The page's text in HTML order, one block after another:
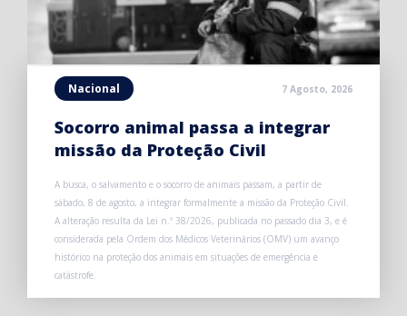
Nacional 7 Agosto, 2026
Socorro animal passa a integrar
missão da Proteção Civil
A busca, o salvamento e o socorro de animais passam, a partir de
sábado, 8 de agosto, a integrar formalmente a missão da Proteção Civil.
A alteração resulta da Lei n.º 38/2026, publicada no passado dia 3, e é
considerada pela Ordem dos Médicos Veterinários (OMV) um avanço
histórico na proteção dos animais em situações de emergência e
catástrofe.